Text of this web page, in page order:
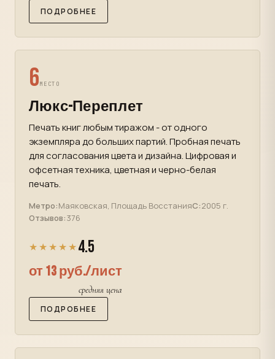
ПОДРОБНЕЕ
6МЕСТО
Люкс-Переплет
Печать книг любым тиражом - от одного
экземпляра до больших партий. Пробная печать
для согласования цвета и дизайна. Цифровая и
офсетная техника, цветная и черно-белая
печать.
Метро:Маяковская, Площадь ВосстанияС:2005 г.
Отзывов:376
★★★★★ 4.5
от 13 руб./лист
средняя цена
ПОДРОБНЕЕ